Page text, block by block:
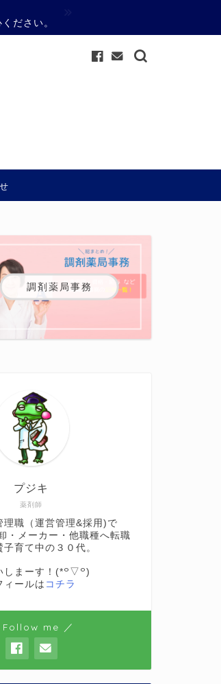
ださい。
調剤薬局事務
薬剤師
プジキ
理職（運営管理&採用)で
・メーカー・他職種へ転職
育て中の３０代。
しまーす！(*꒪▽꒪)
ールは コチラ
Follow me ／